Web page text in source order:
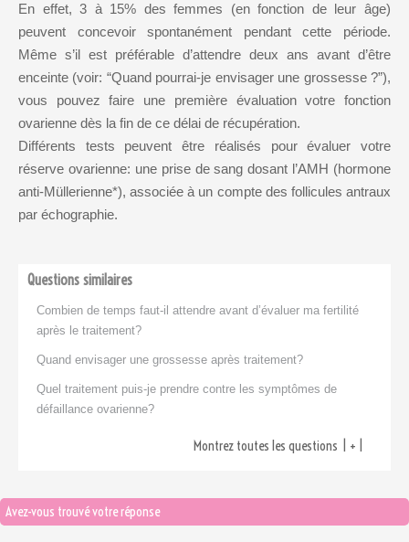
diagnostic
génétique
préimplantatoire
gène BRCA
Hormone
Lutéinisante
congénitale
En effet, 3 à 15% des femmes (en fonction de leur âge)
peuvent concevoir spontanément pendant cette période.
Même s’il est préférable d’attendre deux ans avant d’être
enceinte (voir: “Quand pourrai-je envisager une grossesse ?”),
vous pouvez faire une première évaluation votre fonction
ovarienne dès la fin de ce délai de récupération.
Différents tests peuvent être réalisés pour évaluer votre
réserve ovarienne: une prise de sang dosant l’AMH (hormone
anti-Müllerienne*), associée à un compte des follicules antraux
par échographie.
Questions similaires
Combien de temps faut-il attendre avant d’évaluer ma fertilité
après le traitement?
Quand envisager une grossesse après traitement?
Quel traitement puis-je prendre contre les symptômes de
défaillance ovarienne?
Montrez toutes les questions
Avez-vous trouvé votre réponse